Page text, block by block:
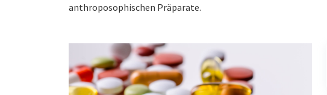
anthroposophischen Präparate.